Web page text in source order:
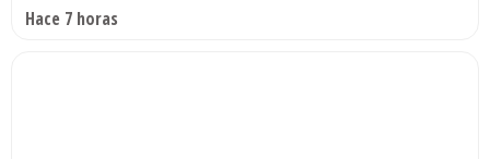
Hace 7 horas